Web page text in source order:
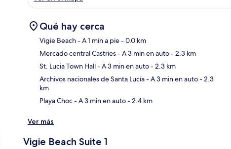
Qué hay cerca
Vigie Beach- A 1 min a pie- 0.0 km
Mercado central Castries- A 3 min en auto- 2.3 km
St. Lucia Town Hall- A 3 min en auto- 2.3 km
Archivos nacionales de Santa Lucía- A 3 min en auto- 2.3
km
Playa Choc- A 3 min en auto- 2.4 km
Ver más
Vigie Beach Suite 1